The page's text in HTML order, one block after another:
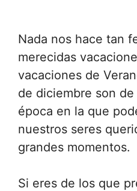
Nada nos hace tan
merecidas
vacaciones de
de diciembre son
época en la que
nuestros seres
grandes momentos.
Si eres de los que